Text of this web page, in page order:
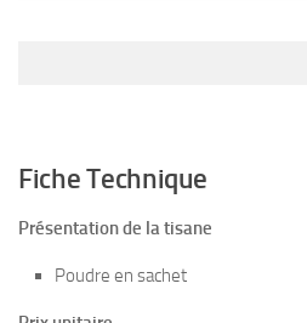
Fiche Technique
Présentation de la tisane
Poudre en sachet